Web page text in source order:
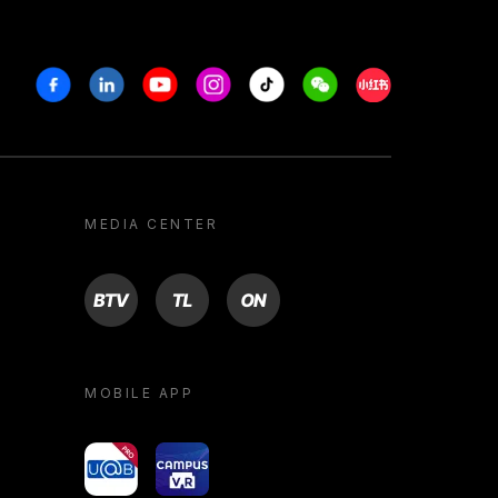
FacebookLinkedinYoutubeInstagram
Tiktok WeechatXiaohongshu/
MEDIA CENTER
BTV TL ON
MOBILE APP
yoU@B Campus VR